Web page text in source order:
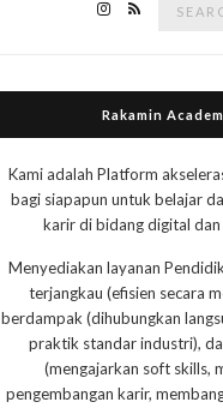
Rakamin
Kami adalah Platform
bagi siapapun untuk belajar
karir di bidang digital
Menyediakan layanan
terjangkau (efisien secara
berdampak (dihubungkan
praktik standar industri),
(mengajarkan soft skills,
pengembangan karir,